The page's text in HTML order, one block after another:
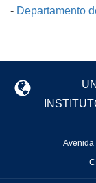
- Departamento
Avenida